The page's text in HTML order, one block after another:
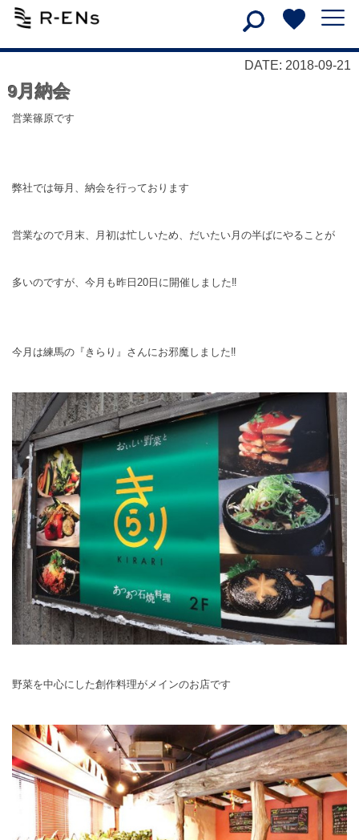
DATE: 2018-09-21
9月納会
営業篠原です
弊社では毎月、納会を行っております
営業なので月末、月初は忙しいため、だいたい月の半ばにやることが
多いのですが、今月も昨日20日に開催しました‼
今月は練馬の『きらり』さんにお邪魔しました‼
野菜を中心にした創作料理がメインのお店です